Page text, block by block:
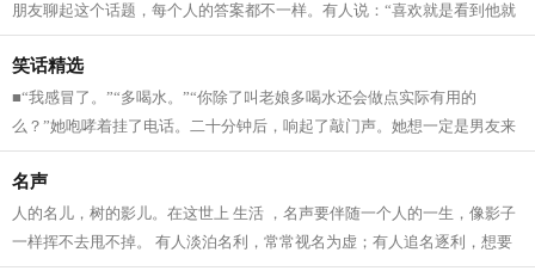
朋友聊起这个话题，每个人的答案都不一样。有人说：“喜欢就是看到他就
满眼冒星星，觉得他哪哪都好。”还...
笑话精选
■“我感冒了。”“多喝水。”“你除了叫老娘多喝水还会做点实际有用的
么？”她咆哮着挂了电话。二十分钟后，响起了敲门声。她想一定是男友来
了，男人这玩意儿，不给点儿厉害...
名声
人的名儿，树的影儿。在这世上 生活 ，名声要伴随一个人的一生，像影子
一样挥不去甩不掉。 有人淡泊名利，常常视名为虚；有人追名逐利，想要
盛名于世。殊不知，这盛名虚名之间...